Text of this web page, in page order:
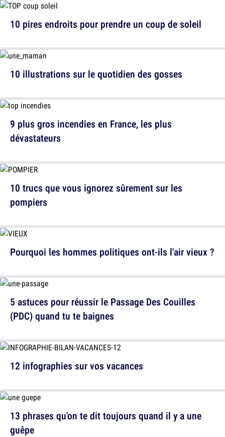
10 illustrations sur le quotidien des gosses
10 trucs que vous ignorez sûrement sur les
pompiers
5 astuces pour réussir le Passage Des Couilles
(PDC) quand tu te baignes
13 phrases qu'on te dit toujours quand il y a une
guêpe
10 pires endroits pour prendre un coup de soleil
9 plus gros incendies en France, les plus
dévastateurs
Pourquoi les hommes politiques ont-ils l'air vieux ?
12 infographies sur vos vacances